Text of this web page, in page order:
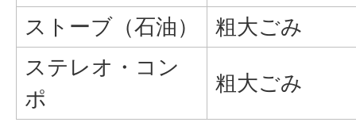
ストーブ（石油）
粗大ごみ
ステレオ・コン
ポ
粗大ごみ